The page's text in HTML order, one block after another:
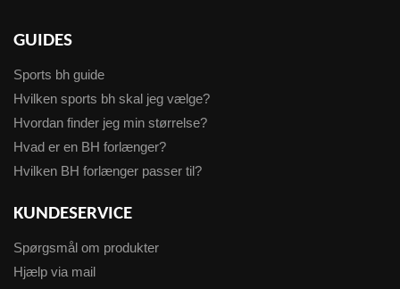
GUIDES
Sports bh guide
Hvilken sports bh skal jeg vælge?
Hvordan finder jeg min størrelse?
Hvad er en BH forlænger?
Hvilken BH forlænger passer til?
KUNDESERVICE
Spørgsmål om produkter
Hjælp via mail